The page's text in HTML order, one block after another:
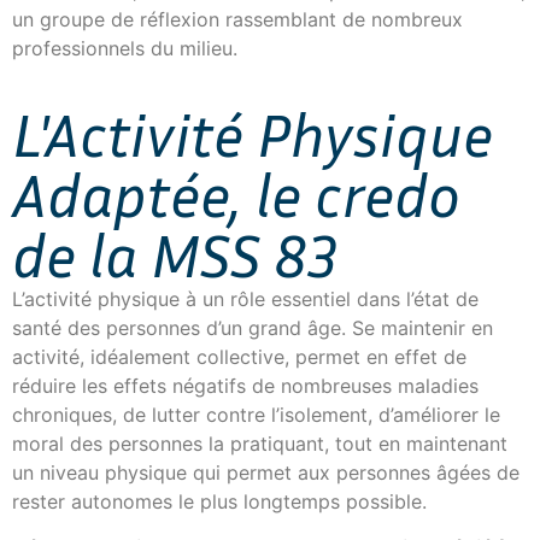
un groupe de réflexion rassemblant de nombreux
professionnels du milieu.
L'Activité Physique
Adaptée, le credo
de la MSS 83
L’activité physique à un rôle essentiel dans l’état de
santé des personnes d’un grand âge. Se maintenir en
activité, idéalement collective, permet en effet de
réduire les effets négatifs de nombreuses maladies
chroniques, de lutter contre l’isolement, d’améliorer le
moral des personnes la pratiquant, tout en maintenant
un niveau physique qui permet aux personnes âgées de
rester autonomes le plus longtemps possible.